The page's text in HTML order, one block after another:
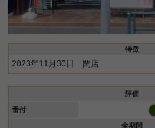
特徴
2023年11月30日 閉店
評価
番付
全期間